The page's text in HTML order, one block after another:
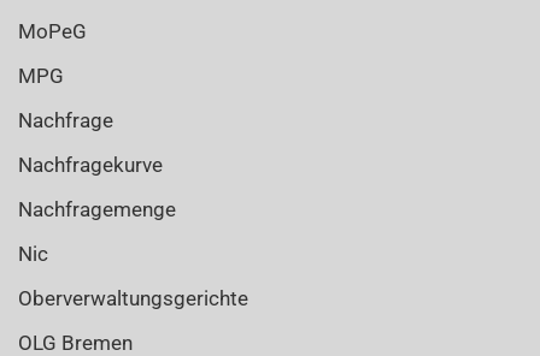
MoPeG
MPG
Nachfrage
Nachfragekurve
Nachfragemenge
Nic
Oberverwaltungsgerichte
OLG Bremen